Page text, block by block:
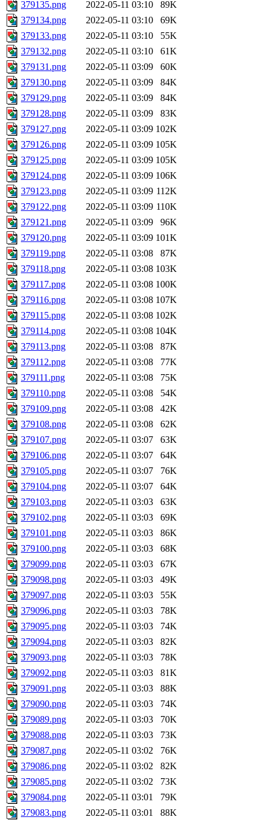
379135.png
2022-05-11 03:10
89K
379134.png
2022-05-11 03:10
69K
379133.png
2022-05-11 03:10
55K
379132.png
2022-05-11 03:10
61K
379131.png
2022-05-11 03:09
60K
379130.png
2022-05-11 03:09
84K
379129.png
2022-05-11 03:09
84K
379128.png
2022-05-11 03:09
83K
379127.png
2022-05-11 03:09 102K
379126.png
2022-05-11 03:09 105K
379125.png
2022-05-11 03:09 105K
379124.png
2022-05-11 03:09 106K
379123.png
2022-05-11 03:09 112K
379122.png
2022-05-11 03:09 110K
379121.png
2022-05-11 03:09
96K
379120.png
2022-05-11 03:09 101K
379119.png
2022-05-11 03:08
87K
379118.png
2022-05-11 03:08 103K
379117.png
2022-05-11 03:08 100K
379116.png
2022-05-11 03:08 107K
379115.png
2022-05-11 03:08 102K
379114.png
2022-05-11 03:08 104K
379113.png
2022-05-11 03:08
87K
379112.png
2022-05-11 03:08
77K
379111.png
2022-05-11 03:08
75K
379110.png
2022-05-11 03:08
54K
379109.png
2022-05-11 03:08
42K
379108.png
2022-05-11 03:08
62K
379107.png
2022-05-11 03:07
63K
379106.png
2022-05-11 03:07
64K
379105.png
2022-05-11 03:07
76K
379104.png
2022-05-11 03:07
64K
379103.png
2022-05-11 03:03
63K
379102.png
2022-05-11 03:03
69K
379101.png
2022-05-11 03:03
86K
379100.png
2022-05-11 03:03
68K
379099.png
2022-05-11 03:03
67K
379098.png
2022-05-11 03:03
49K
379097.png
2022-05-11 03:03
55K
379096.png
2022-05-11 03:03
78K
379095.png
2022-05-11 03:03
74K
379094.png
2022-05-11 03:03
82K
379093.png
2022-05-11 03:03
78K
379092.png
2022-05-11 03:03
81K
379091.png
2022-05-11 03:03
88K
379090.png
2022-05-11 03:03
74K
379089.png
2022-05-11 03:03
70K
379088.png
2022-05-11 03:03
73K
379087.png
2022-05-11 03:02
76K
379086.png
2022-05-11 03:02
82K
379085.png
2022-05-11 03:02
73K
379084.png
2022-05-11 03:01
79K
379083.png
2022-05-11 03:01 88K